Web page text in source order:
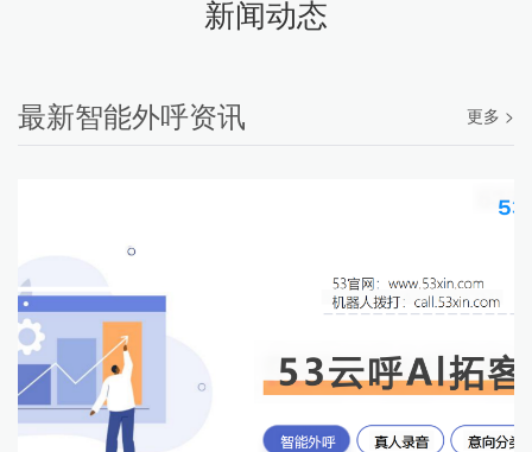
新闻动态
最新智能外呼资讯 更多 >